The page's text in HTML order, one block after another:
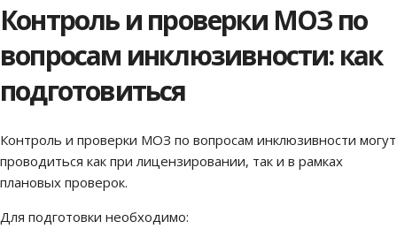
Контроль и проверки МОЗ по
вопросам инклюзивности: как
подготовиться
Контроль и проверки МОЗ по вопросам инклюзивности могут
проводиться как при лицензировании, так и в рамках
плановых проверок.
Для подготовки необходимо: